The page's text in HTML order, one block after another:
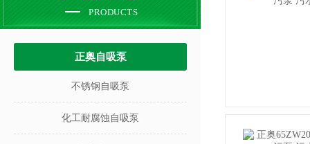
PRODUCTS
正奥自吸泵
不锈钢自吸泵
化工耐腐蚀自吸泵